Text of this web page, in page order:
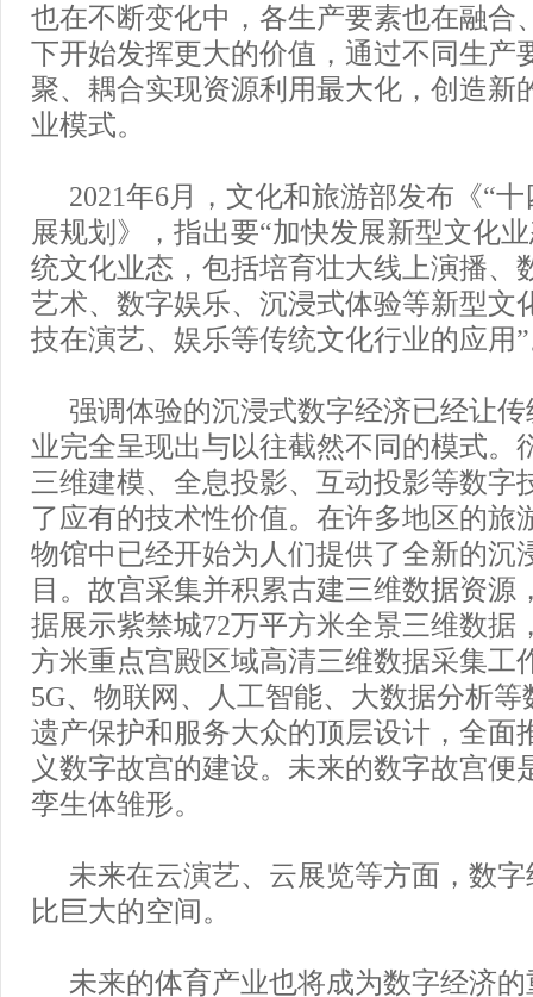
也在不断变化中，各生产要素也在融合
下开始发挥更大的价值，通过不同生产
聚、耦合实现资源利用最大化，创造新
业模式。
2021年6月，文化和旅游部发布《“
展规划》，指出要“加快发展新型文化
统文化业态，包括培育壮大线上演播、
艺术、数字娱乐、沉浸式体验等新型文
技在演艺、娱乐等传统文化行业的应用
强调体验的沉浸式数字经济已经让
业完全呈现出与以往截然不同的模式。
三维建模、全息投影、互动投影等数字
了应有的技术性价值。在许多地区的旅
物馆中已经开始为人们提供了全新的沉
目。故宫采集并积累古建三维数据资源
据展示紫禁城72万平方米全景三维数据
方米重点宫殿区域高清三维数据采集工
5G、物联网、人工智能、大数据分析
遗产保护和服务大众的顶层设计，全面
义数字故宫的建设。未来的数字故宫便
孪生体雏形。
未来在云演艺、云展览等方面，数
比巨大的空间。
未来的体育产业也将成为数字经济的